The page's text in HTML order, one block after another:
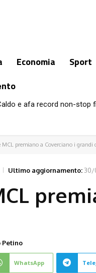
Economia Sport
e afa record non-stop
MCL premiano a Coverciano i grandi
Ultimo aggiornamento: 30/
Petino
WhatsApp